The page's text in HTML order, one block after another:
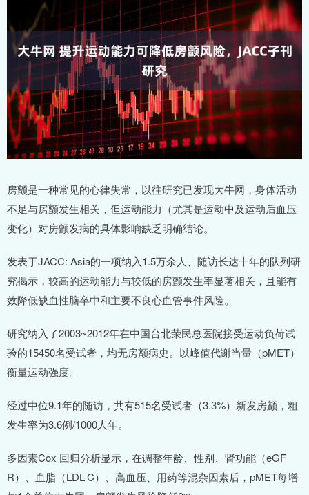
房颤是一种常见的心律失常，以往研究已发现大牛网，身体活动
不足与房颤发生相关，但运动能力（尤其是运动中及运动后血压
变化）对房颤发病的具体影响缺乏明确结论。
发表于JACC: Asia的一项纳入1.5万余人、随访长达十年的队列研
究揭示，较高的运动能力与较低的房颤发生率显著相关，且能有
效降低缺血性脑卒中和主要不良心血管事件风险。
研究纳入了2003~2012年在中国台北荣民总医院接受运动负荷试
验的15450名受试者，均无房颤病史。以峰值代谢当量（pMET）
衡量运动强度。
经过中位9.1年的随访，共有515名受试者（3.3%）新发房颤，粗
发生率为3.6例/1000人年。
多因素Cox 回归分析显示，在调整年龄、性别、肾功能（eGF
R）、血脂（LDL-C）、高血压、用药等混杂因素后，pMET每增